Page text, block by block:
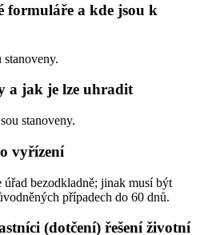
formuláře a kde jsou k
stanoveny.
a jak je lze uhradit
stanoveny.
vyřízení
bezodkladně; jinak musí být
případech do 60 dnů.
(dotčení) řešení životní